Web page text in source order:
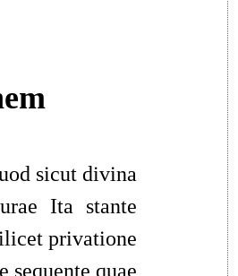
sicut divina
Ita stante
privatione
quae